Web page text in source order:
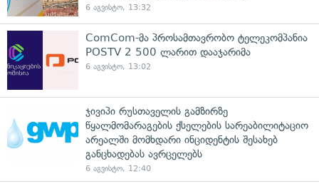
6 აგვისტო, 13:32
ComCom-მა პროსამთავრობო ტელეკომპანია
POSTV 2 500 ლარით დააჯარიმა
6 აგვისტო, 13:02
ჯივიპი რუსთაველის გამზირზე
წყალმომარაგების ქსელების სარეაბილიტაციო
არეალში მომხდარი ინციდენტის შესახებ
განცხადებას ავრცელებს
6 აგვისტო, 12:40